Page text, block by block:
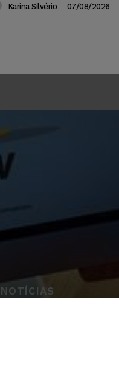
Karina Silvério - 07/08/2026